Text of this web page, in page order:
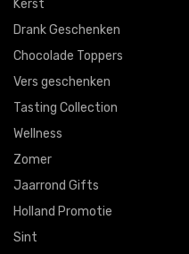
Kerst
Drank Geschenken
Chocolade Toppers
Vers geschenken
Tasting Collection
Wellness
Zomer
Jaarrond Gifts
Holland Promotie
Sint